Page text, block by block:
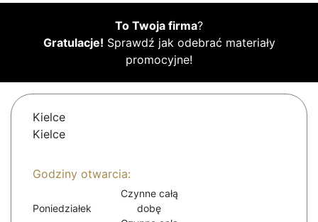
To Twoja firma?
Gratulacje! Sprawdź jak odebrać materiały
promocyjne!
Kielce
Kielce
Godziny otwarcia:
Poniedziałek
Czynne całą
dobę